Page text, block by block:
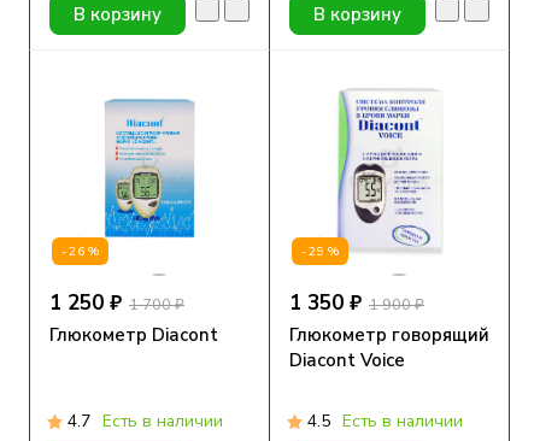
В корзину В корзину
-26%
1 250 ₽ 1 700 ₽
Глюкометр Diacont
4.7 Есть в наличии
-29%
1 350 ₽ 1 900 ₽
Глюкометр говорящий
Diacont Voice
4.5 Есть в наличии